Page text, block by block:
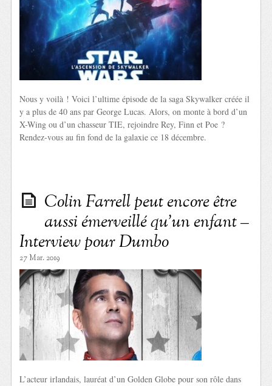
Nous y voilà ! Voici l’ultime épisode de la saga Skywalker créée il
y a plus de 40 ans par George Lucas. Alors, on monte à bord d’un
X-Wing ou d’un chasseur TIE, rejoindre Rey, Finn et Poe ?
Rendez-vous au fin fond de la galaxie ce 18 décembre.
Colin Farrell peut encore être
aussi émerveillé qu’un enfant –
Interview pour Dumbo
27 Mar. 2019
L’acteur irlandais, lauréat d’un Golden Globe pour son rôle dans